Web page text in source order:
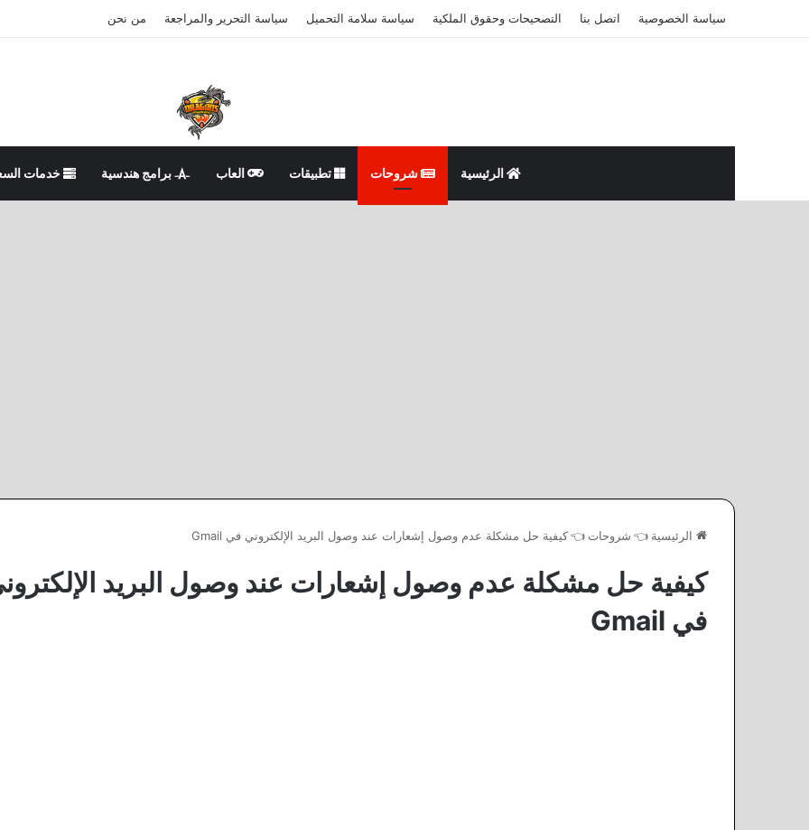
سياسة الخصوصية اتصل بنا التصحيحات وحقوق الملكية سياسة سلامة التحميل سياسة التحرير والمراجعة من نحن
الرئيسية شروحات تطبيقات العاب برامج هندسية خدمات
الرئيسية 👈 شروحات 👈 كيفية حل مشكلة عدم وصول إشعارات عند وصول البريد الإلكتروني في Gmail
كيفية حل مشكلة عدم وصول إشعارات عند وصول البريد
في Gmail